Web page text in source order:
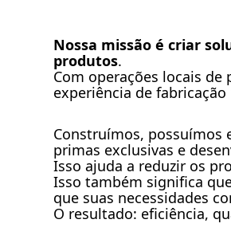
Nossa missão é criar
produtos.
Com operações locais
experiência de
Construímos, possuímos
primas exclusivas e
Isso ajuda a reduzir os
Isso também significa
que suas necessidades
O resultado: eficiência,